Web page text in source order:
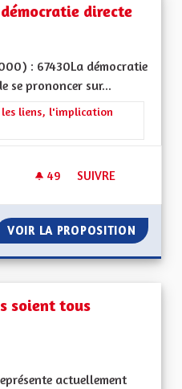
directe
: 67430La démocratie
se prononcer sur...
: Les solidarités, les soins
les liens, l'implication
49 49 ABONNÉS
SUIVRE
VOIR LA PROPOSITION
soient tous
actuellement